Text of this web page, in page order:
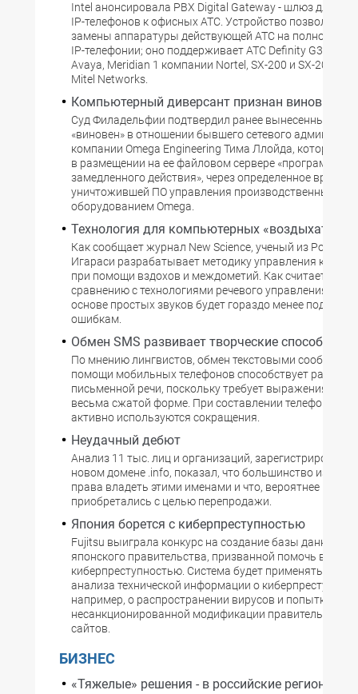
Intel анонсировала PBX Digital Gatewaу - шлюз для
IP-телефонов к офисных АТС. Устройство позволяет
замены аппаратуры действующей АТС на
IP-телефонии; оно поддерживает АТС Definity G3
Avaya, Meridian 1 компании Nortel, SX-200 и SX-2000
Mitel Networks.
Компьютерный диверсант признан виновным
Суд Филадельфии подтвердил ранее вынесенный
«виновен» в отношении бывшего сетевого
компании Omega Engineering Тима Ллойда, который
в размещении на ее файловом сервере
замедленного действия», через определенное время
уничтожившей ПО управления производственным
оборудованием Omega.
Технология для компьютерных
Как сообщает журнал New Science, ученый из Род-
Игараси разрабатывает методику управления
при помощи вздохов и междометий. Как считает
сравнению с технологиями речевого управления
основе простых звуков будет гораздо менее
ошибкам.
Обмен SMS развивает творческие способности
По мнению лингвистов, обмен текстовыми
помощи мобильных телефонов способствует
письменной речи, поскольку требует выражения
весьма сжатой форме. При составлении телефонных
активно используются сокращения.
Неудачный дебют
Анализ 11 тыс. лиц и организаций,
новом домене .info, показал, что большинство из них
права владеть этими именами и что, вероятнее всего,
приобретались с целью перепродажи.
Япония борется с киберпреступностью
Fujitsu выиграла конкурс на создание базы данных
японского правительства, призванной помочь в
киберпреступностью. Система будет применяться
анализа технической информации о
например, о распространении вирусов и попытках
несанкционированной модификации
сайтов.
БИЗНЕС
«Тяжелые» решения - в российские регионы